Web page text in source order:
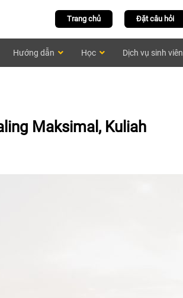
Đặt câu hỏi
Trang chủ
Hướng dẫn Học Dịch vụ sinh viên
Maksimal, Kuliah